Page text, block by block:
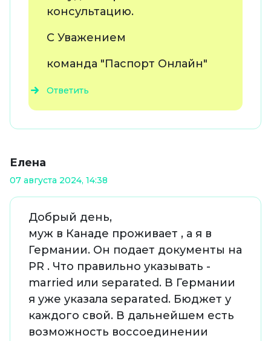
консультацию.
С Уважением
команда "Паспорт Онлайн"
Ответить
Елена
07 августа 2024, 14:38
Добрый день,
муж в Канаде проживает , а я в
Германии. Он подает документы на
PR . Что правильно указывать -
married или separated. В Германии
я уже указала separated. Бюджет у
каждого свой. В дальнейшем есть
возможность воссоединении